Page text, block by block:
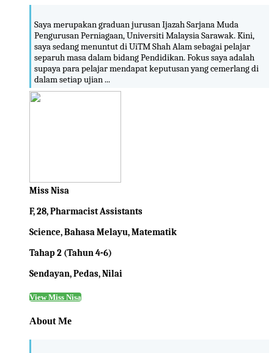
Saya merupakan graduan jurusan Ijazah Sarjana Muda
Pengurusan Perniagaan, Universiti Malaysia Sarawak. Kini,
saya sedang menuntut di UiTM Shah Alam sebagai pelajar
separuh masa dalam bidang Pendidikan. Fokus saya adalah
supaya para pelajar mendapat keputusan yang cemerlang di
dalam setiap ujian ...
Miss Nisa
F, 28, Pharmacist Assistants
Science, Bahasa Melayu, Matematik
Tahap 2 (Tahun 4-6)
Sendayan, Pedas, Nilai
View Miss Nisa
About Me